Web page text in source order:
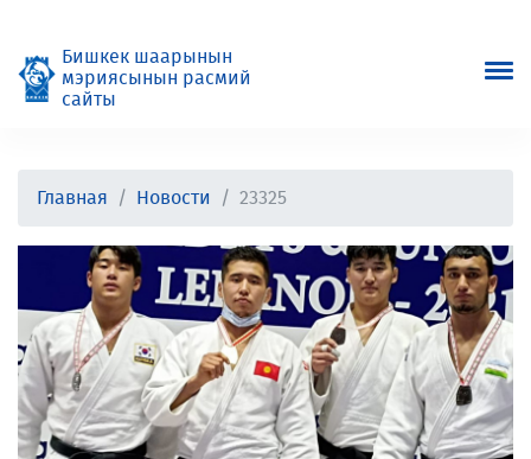
Бишкек шаарынын
мэриясынын расмий
сайты
Главная Новости 23325